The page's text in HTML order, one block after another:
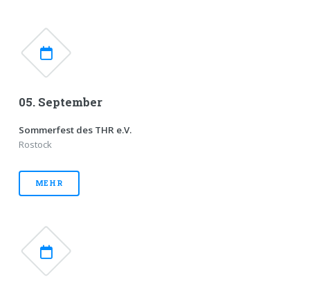
05. September
Sommerfest des THR e.V.
Rostock
MEHR